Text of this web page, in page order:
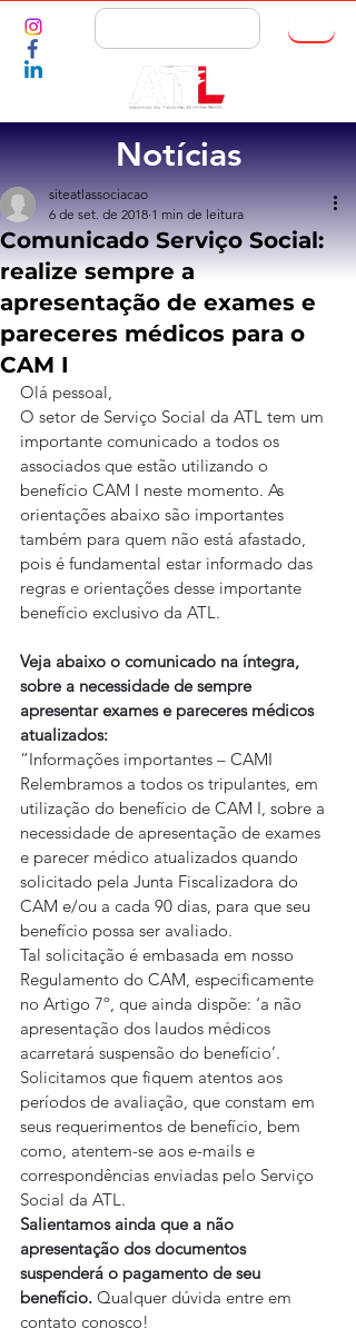
Notícias
Comunicado Serviço Social:
realize sempre a
apresentação de exames e
pareceres médicos para o
CAM I
siteatlassociacao
6 de set. de 2018 1 min de leitura
Olá pessoal,
O setor de Serviço Social da ATL tem um
importante comunicado a todos os
associados que estão utilizando o
benefício CAM I neste momento. As
orientações abaixo são importantes
também para quem não está afastado,
pois é fundamental estar informado das
regras e orientações desse importante
benefício exclusivo da ATL.
Veja abaixo o comunicado na íntegra,
sobre a necessidade de sempre
apresentar exames e pareceres médicos
atualizados:
“Informações importantes – CAMI
Relembramos a todos os tripulantes, em
utilização do benefício de CAM I, sobre a
necessidade de apresentação de exames
e parecer médico atualizados quando
solicitado pela Junta Fiscalizadora do
CAM e/ou a cada 90 dias, para que seu
benefício possa ser avaliado.
Tal solicitação é embasada em nosso
Regulamento do CAM, especificamente
no Artigo 7º, que ainda dispõe: ‘a não
apresentação dos laudos médicos
acarretará suspensão do benefício’.
Solicitamos que fiquem atentos aos
períodos de avaliação, que constam em
seus requerimentos de benefício, bem
como, atentem-se aos e-mails e
correspondências enviadas pelo Serviço
Social da ATL.
Salientamos ainda que a não
apresentação dos documentos
suspenderá o pagamento de seu
benefício. Qualquer dúvida entre em
contato conosco!